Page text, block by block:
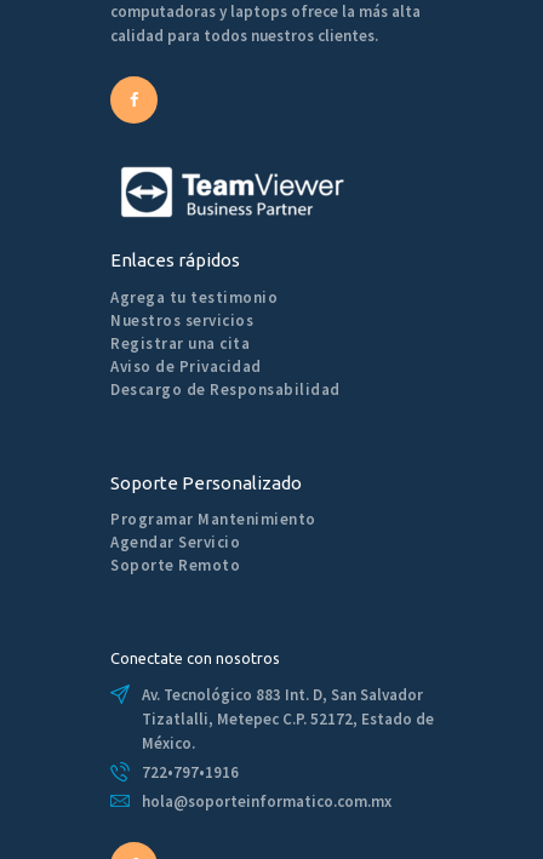
computadoras y laptops ofrece la más alta
calidad para todos nuestros clientes.
Enlaces rápidos
Agrega tu testimonio
Nuestros servicios
Registrar una cita
Aviso de Privacidad
Descargo de Responsabilidad
Soporte Personalizado
Programar Mantenimiento
Agendar Servicio
Soporte Remoto
Conectate con nosotros
Av. Tecnológico 883 Int. D, San Salvador
Tizatlalli, Metepec C.P. 52172, Estado de
México.
722•797•1916
hola@soporteinformatico.com.mx